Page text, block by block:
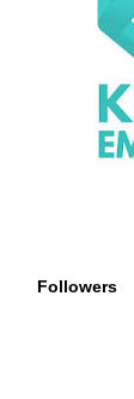
Followers